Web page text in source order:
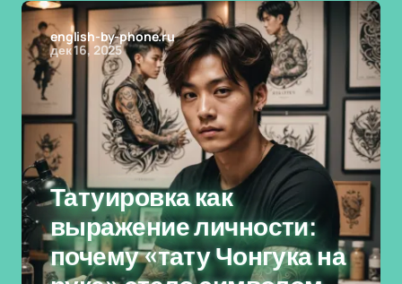
english-by-phone.ru
дек 16, 2025
Татуировка как
выражение личности:
почему «тату Чонгука на